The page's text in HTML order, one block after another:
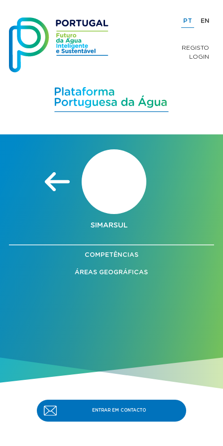
PT EN
REGISTO
LOGIN
SIMARSUL
COMPETÊNCIAS
ÁREAS GEOGRÁFICAS
ENTRAR EM CONTACTO